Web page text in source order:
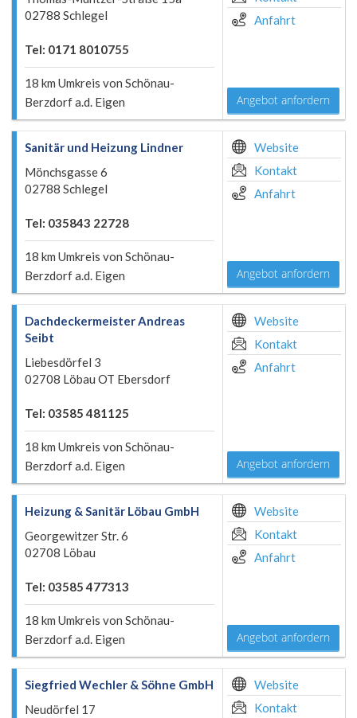
02788 Schlegel
Tel: 0171 8010755
18 km Umkreis von Schönau-
Berzdorf a.d. Eigen
Anfahrt
Angebot anfordern
Sanitär und Heizung Lindner
Mönchsgasse 6
02788 Schlegel
Tel: 035843 22728
18 km Umkreis von Schönau-
Berzdorf a.d. Eigen
Website
Kontakt
Anfahrt
Angebot anfordern
Dachdeckermeister Andreas
Seibt
Liebesdörfel 3
02708 Löbau OT Ebersdorf
Tel: 03585 481125
18 km Umkreis von Schönau-
Berzdorf a.d. Eigen
Website
Kontakt
Anfahrt
Angebot anfordern
Heizung & Sanitär Löbau GmbH
Georgewitzer Str. 6
02708 Löbau
Tel: 03585 477313
18 km Umkreis von Schönau-
Berzdorf a.d. Eigen
Website
Kontakt
Anfahrt
Angebot anfordern
Siegfried Wechler & Söhne GmbH
Neudörfel 17
Website
Kontakt